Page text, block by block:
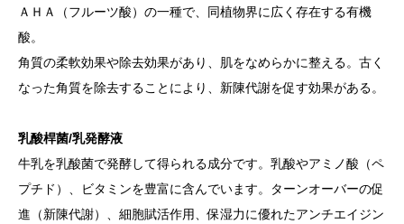
ＡＨＡ（フルーツ酸）の一種で、同植物界に広く存在する有機
酸。
角質の柔軟効果や除去効果があり、肌をなめらかに整える。古く
なった角質を除去することにより、新陳代謝を促す効果がある。
乳酸桿菌/乳発酵液
牛乳を乳酸菌で発酵して得られる成分です。乳酸やアミノ酸（ペ
プチド）、ビタミンを豊富に含んでいます。ターンオーバーの促
進（新陳代謝）、細胞賦活作用、保湿力に優れたアンチエイジン